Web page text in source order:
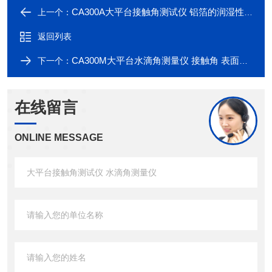
上一个： CA300A大平台接触角测试仪 铝箔的润湿性分析
返回列表
下一个： CA300M大平台水滴角测量仪 接触角 表面能测试
在线留言
ONLINE MESSAGE